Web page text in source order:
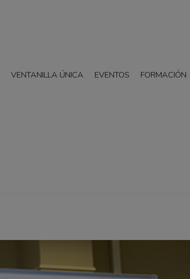
VENTANILLA ÚNICA EVENTOS FORMACIÓN